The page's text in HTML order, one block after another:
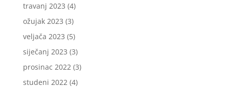
travanj 2023 (4)
ožujak 2023 (3)
veljača 2023 (5)
siječanj 2023 (3)
prosinac 2022(3)
studeni 2022(4)